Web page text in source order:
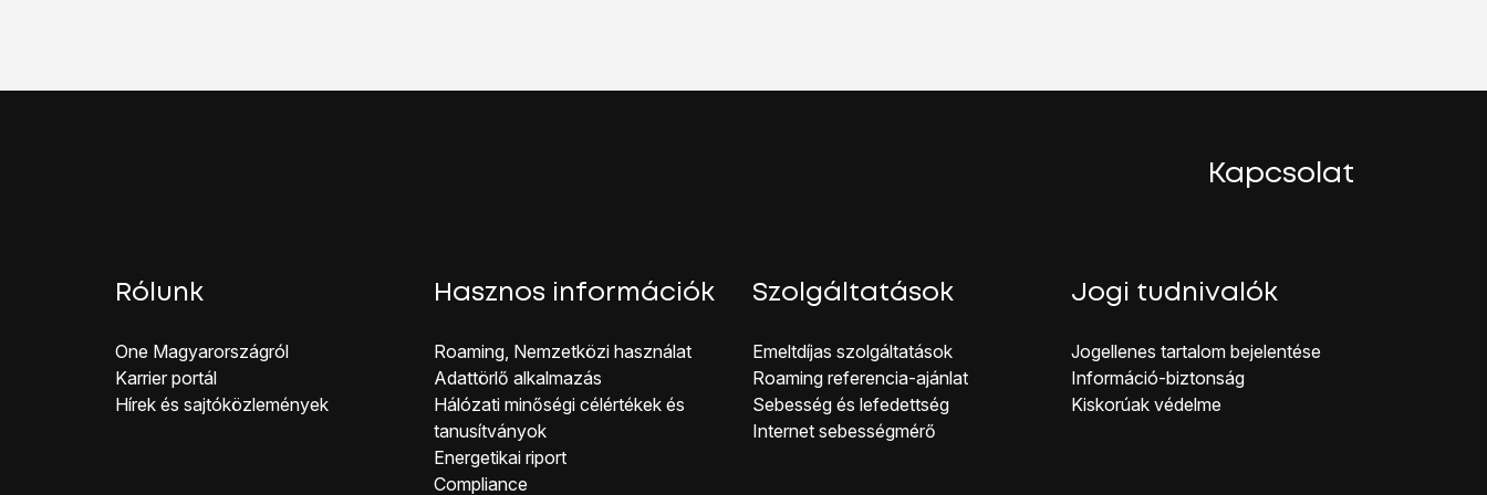
Kapcsolat
Rólunk
One Magyar országról
Karrier portál
Hírek és sajtóközlemények
Hasznos információk
Roaming, Nemzetközi használat
Adattörlő alkalmazás
Hálózati minőségi célérté kek és
tanusítványok
Energetikai riport
Co mpliance
Szolgáltatások
Emeltdíjas szolgáltatások
Roaming referencia-ajánlat
Sebesség és lefedettség
Internet sebességmérő
Jogi tudnivalók
Jogellenes ta rtalom bejelentése
Inf ormáció-biztonság
Kiskorúak véd elme